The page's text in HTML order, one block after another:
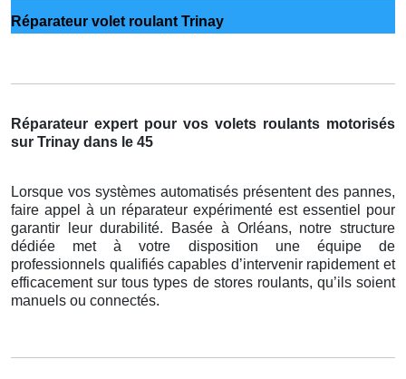
Réparateur volet roulant Trinay
Réparateur expert pour vos volets roulants motorisés
sur Trinay dans le 45
Lorsque vos systèmes automatisés présentent des pannes,
faire appel à un réparateur expérimenté est essentiel pour
garantir leur durabilité. Basée à Orléans, notre structure
dédiée met à votre disposition une équipe de
professionnels qualifiés capables d’intervenir rapidement et
efficacement sur tous types de stores roulants, qu’ils soient
manuels ou connectés.